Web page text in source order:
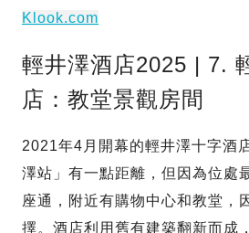
Klook.com
輕井澤酒店2025 | 7.
店：教堂景觀房間
2021年4月開幕的輕井澤十字酒
澤站」有一點距離，但因為位處
座通，附近有購物中心和教堂，
擇。酒店利用舊有建築翻新而成